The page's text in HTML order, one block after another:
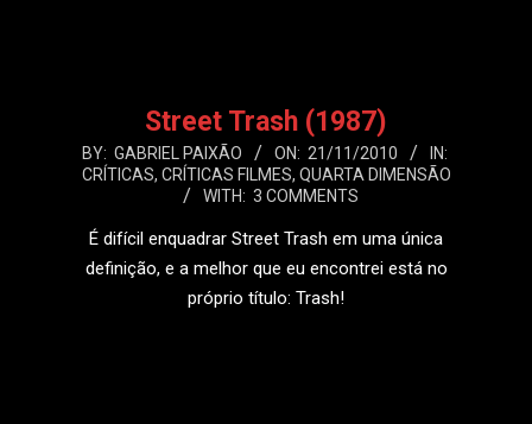
Street Trash (1987)
2010-
11-
BY: GABRIEL PAIXÃO ON: 21/11/2010
IN:
CRÍTICAS, CRÍTICAS FILMES, QUARTA DIMENSÃO
WITH: 3 COMMENTS
É difícil enquadrar Street Trash em uma única
definição, e a melhor que eu encontrei está no
próprio título: Trash!